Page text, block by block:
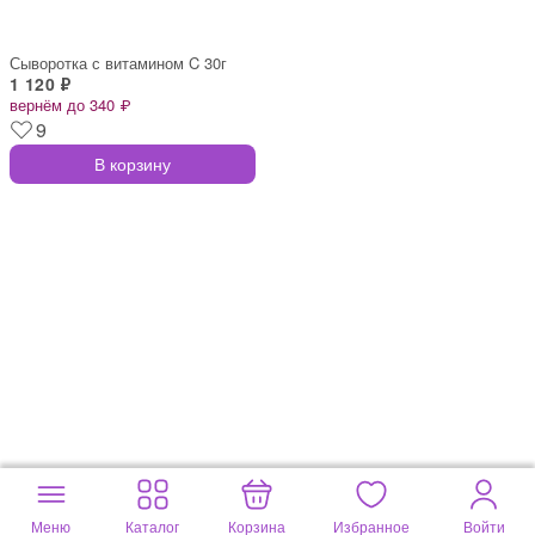
Сыворотка с витамином C 30г
1 120 ₽
вернём до 340 ₽
9
В корзину
Меню Каталог Корзина Избранное Войти